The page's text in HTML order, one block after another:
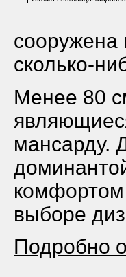
сооружена
сколько-
Менее 80
мансарду.
выборе
Подробно